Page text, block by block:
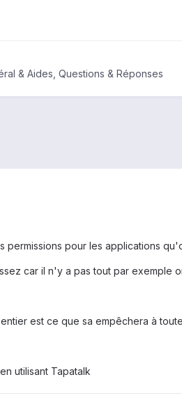
& Aides, Questions & Réponses
permissions pour les applications
car il n'y a pas tout par exemple
est ce que sa empêchera à
utilisant Tapatalk